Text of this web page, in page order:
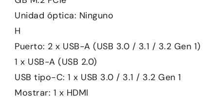
Unidad óptica: Ninguno
H
Puerto: 2 x USB-A (USB 3.0 / 3.1 / 3.2 Gen 1)
1 x USB-A (USB 2.0)
USB tipo-C: 1 x USB 3.0 / 3.1 / 3.2 Gen 1
Mostrar: 1 x HDMI